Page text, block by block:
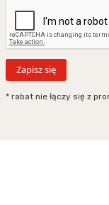
* rabat nie łączy się z